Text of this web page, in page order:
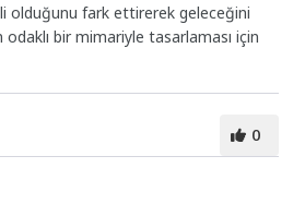
olduğunu fark ettirerek geleceğini
bir mimariyle tasarlaması için
0